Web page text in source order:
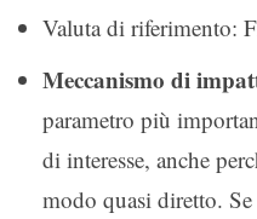
Valuta di riferimento:
Meccanismo di
parametro più
di interesse, anche
modo quasi diretto.